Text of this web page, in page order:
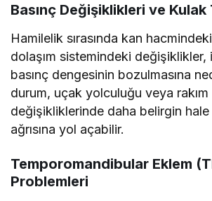
Basınç Değişiklikleri ve Kulak
Hamilelik sırasında kan
dolaşım sistemindeki değişiklikler,
basınç dengesinin bozulmasına
durum, uçak yolculuğu veya rakım
değişikliklerinde daha belirgin
ağrısına yol açabilir.
Temporomandibular Eklem
Problemleri